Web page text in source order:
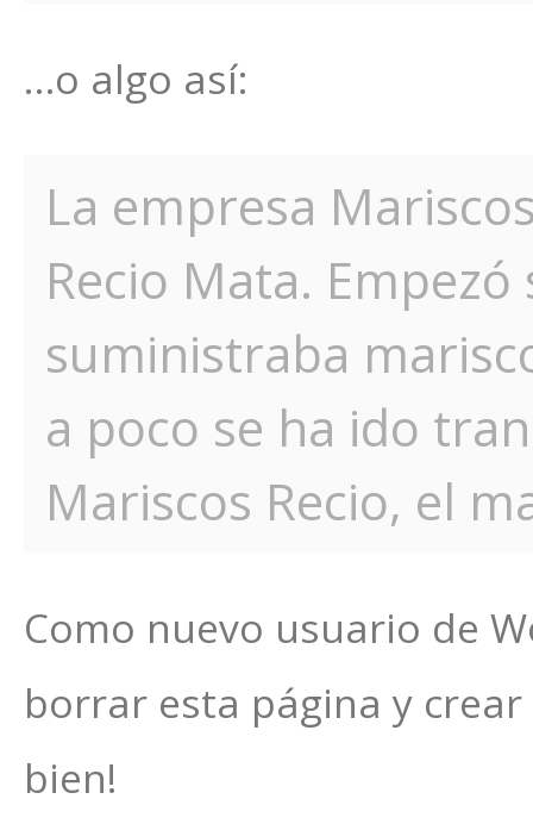
…o algo así:
La empresa
Recio Mata.
suministraba
a poco se ha ido
Mariscos Recio, el
Como nuevo usuario de
borrar esta página y
bien!